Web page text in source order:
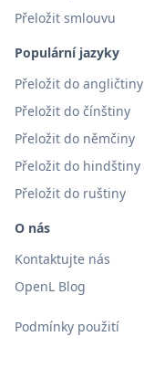
Přeložit smlouvu
Populární jazyky
Přeložit do angličtiny
Přeložit do čínštiny
Přeložit do němčiny
Přeložit do hindštiny
Přeložit do ruštiny
O nás
Kontaktujte nás
OpenL Blog
Podmínky použití